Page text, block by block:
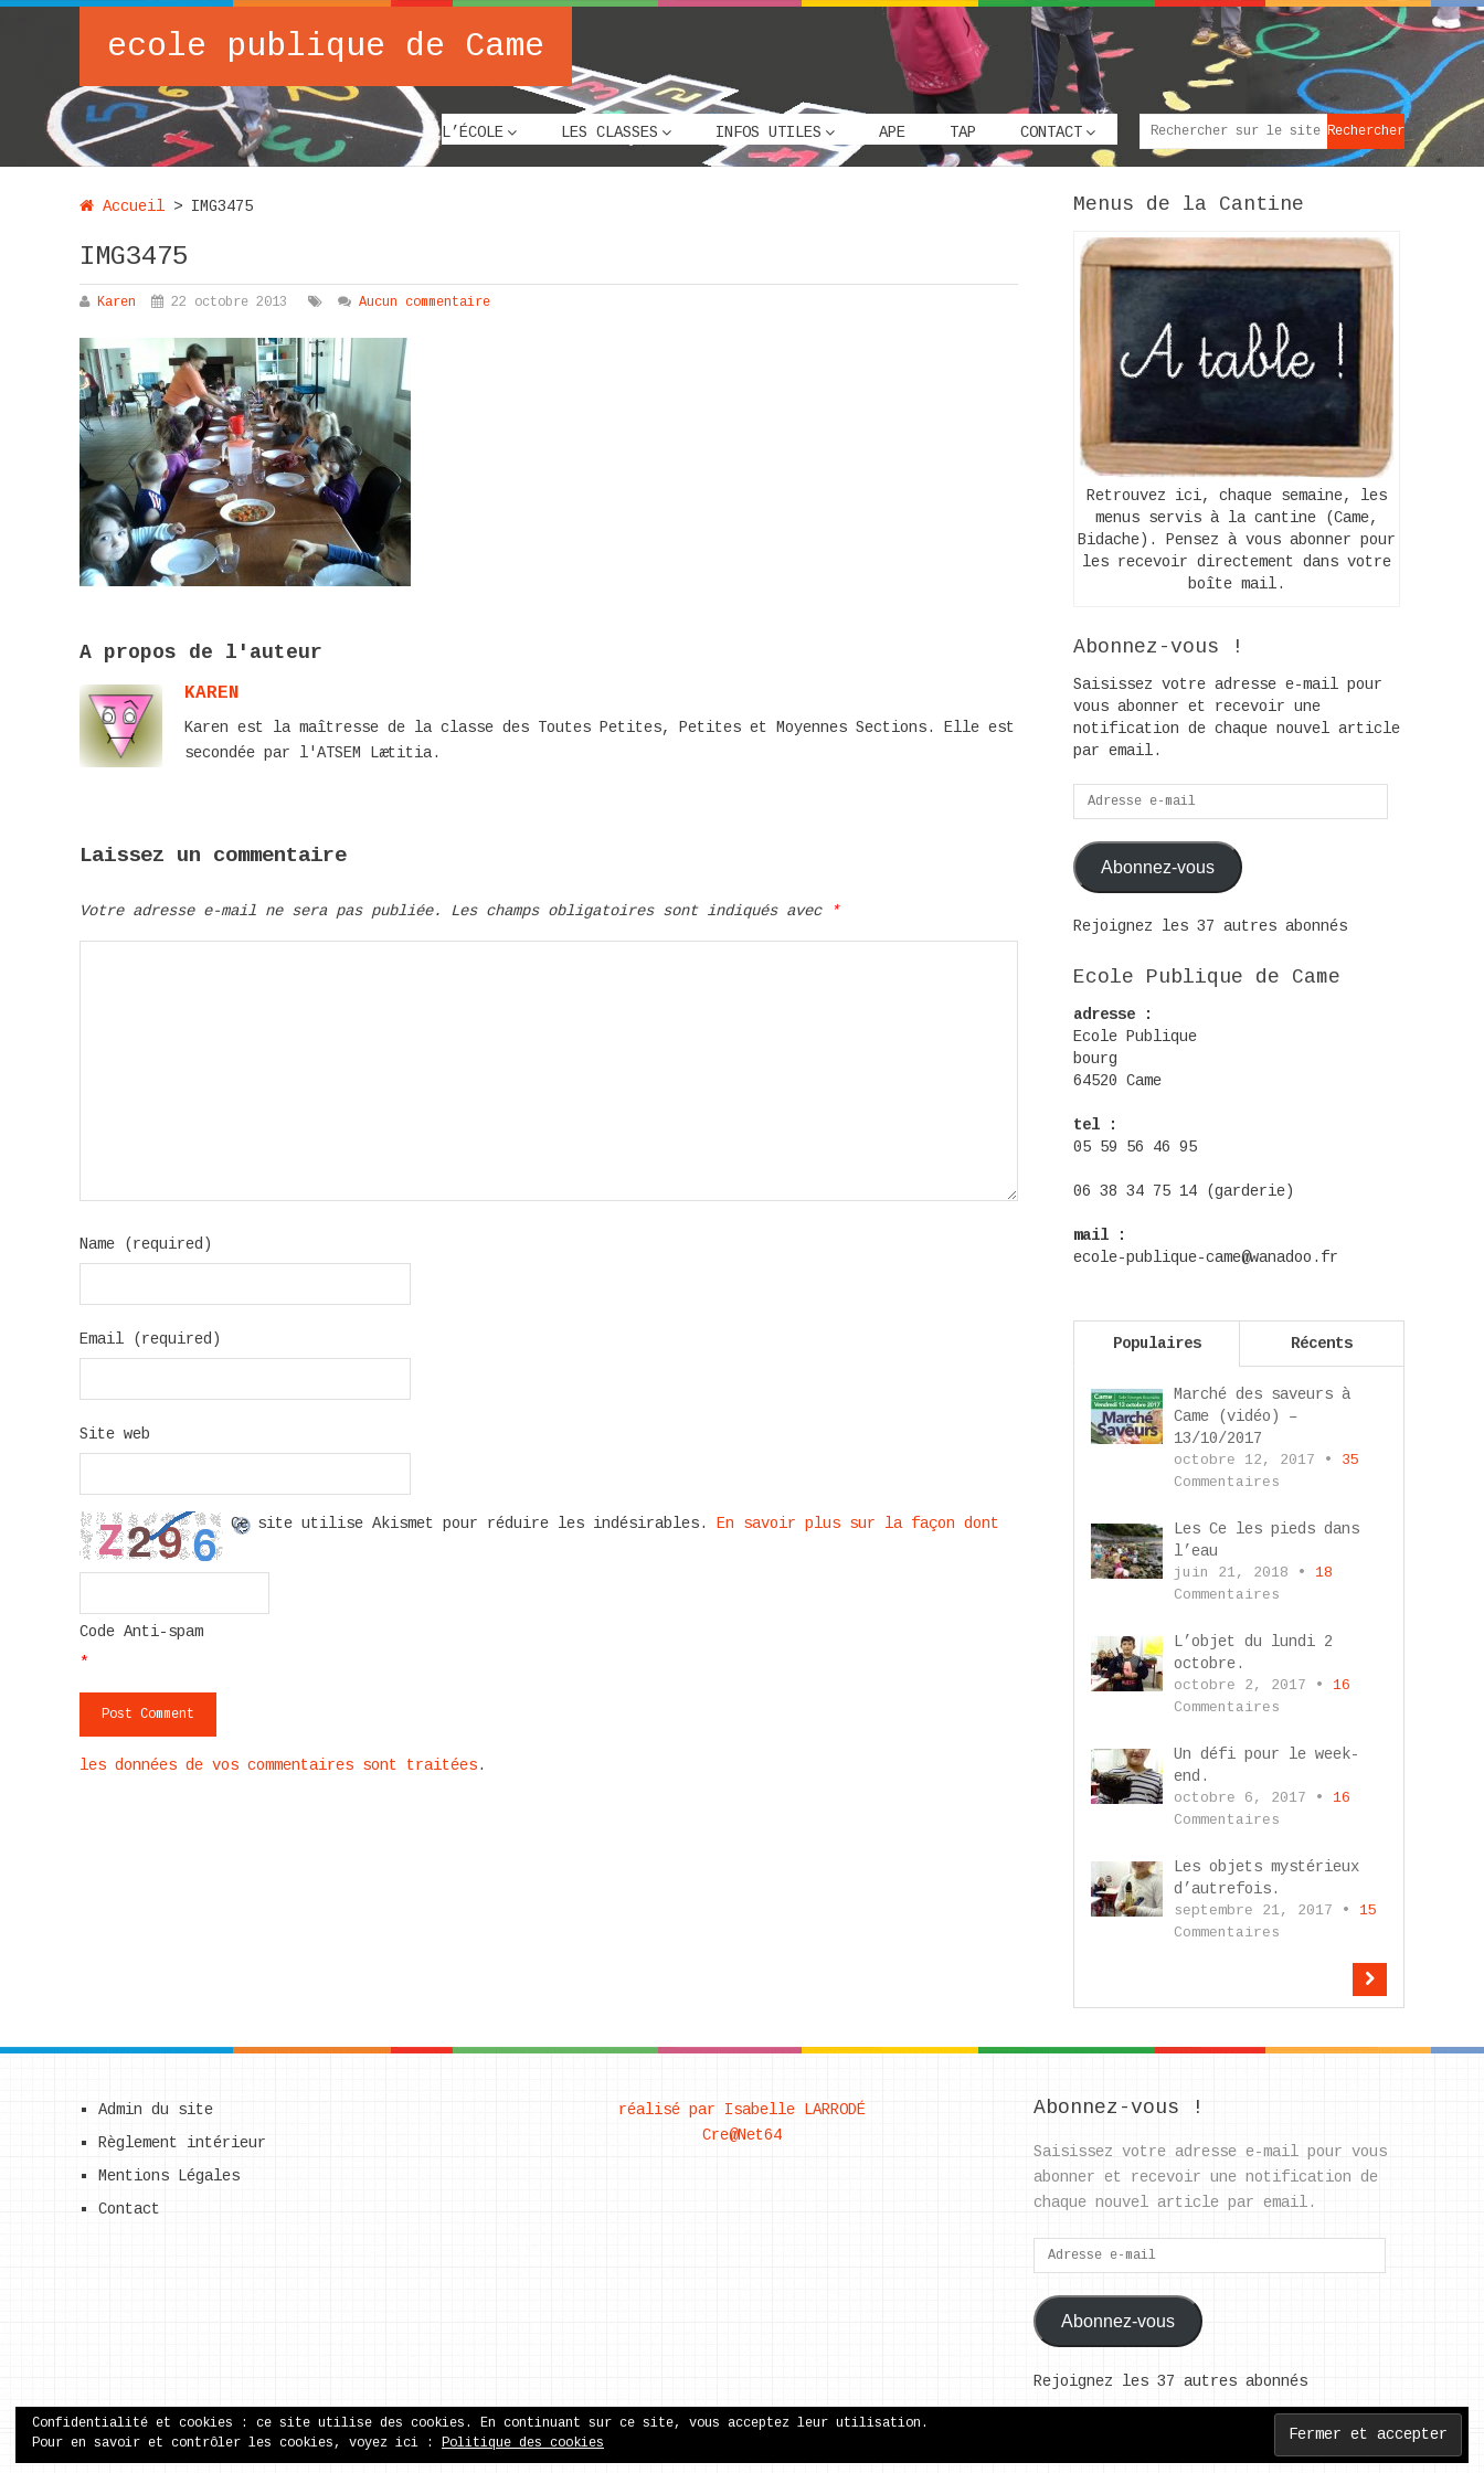
ecole publique de Came
L’ÉCOLE LES CLASSES INFOS UTILES APE TAP CONTACT
Accueil > IMG3475
IMG3475
Karen 22 octobre 2013 Aucun commentaire
A propos de l'auteur
KAREN
Karen est la maîtresse de la classe des Toutes Petites, Petites et Moyennes Sections. Elle est
secondée par l'ATSEM Lætitia.
Laissez un commentaire
Votre adresse e-mail ne sera pas publiée. Les champs obligatoires sont indiqués avec *
Name (required)
Email (required)
Site web
Code Anti-spam
*
Ce site utilise Akismet pour réduire les indésirables. En savoir plus sur la façon dont
les données de vos commentaires sont traitées.
Menus de la Cantine
Retrouvez ici, chaque semaine, les
menus servis à la cantine (Came,
Bidache). Pensez à vous abonner pour
les recevoir directement dans votre
boîte mail.
Abonnez-vous !
Saisissez votre adresse e-mail pour
vous abonner et recevoir une
notification de chaque nouvel article
par email.
Adresse
e-
mail
Abonnez-vous
Rejoignez les 37 autres abonnés
Ecole Publique de Came
adresse :
Ecole Publique
bourg
64520 Came
tel :
05 59 56 46 95
06 38 34 75 14 (garderie)
mail :
ecole-publique-came@wanadoo.fr
Populaires Récents
Marché des saveurs à
Came (vidéo) –
13/10/2017
octobre 12, 2017 • 35
Commentaires
Les Ce les pieds dans
l’eau
juin 21, 2018 • 18
Commentaires
L’objet du lundi 2
octobre.
octobre 2, 2017 • 16
Commentaires
Un défi pour le week-
end.
octobre 6, 2017 • 16
Commentaires
Les objets mystérieux
d’autrefois.
septembre 21, 2017 • 15
Commentaires
Admin du site
Règlement intérieur
Mentions Légales
Contact
réalisé par Isabelle LARRODÉ
Cre@Net64
Abonnez-vous !
Saisissez votre adresse e-mail pour vous
abonner et recevoir une notification de
chaque nouvel article par email.
Adresse
e-
mail
Abonnez-vous
Rejoignez les 37 autres abonnés
Copyright © 2026. Back to Top
Confidentialité et cookies : ce site utilise des cookies. En continuant sur ce site, vous acceptez leur utilisation.
Pour en savoir et contrôler les cookies, voyez ici : Politique des cookies